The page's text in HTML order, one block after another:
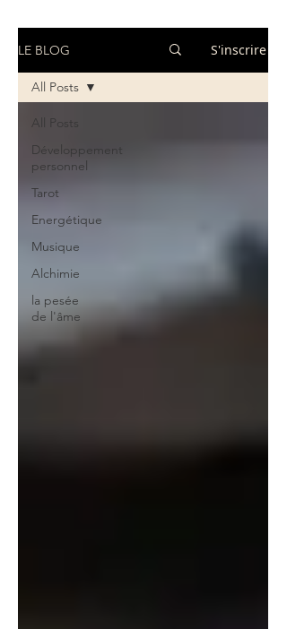
LE BLOG S'inscrire
All Posts
Développement
personnel
Tarot
Energétique
Musique
Alchimie
la pesée
de l'âme
All Posts